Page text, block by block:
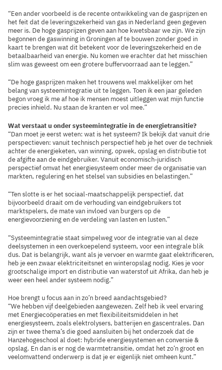
“Een ander voorbeeld is de recente ontwikkeling van de gasprijzen en
het feit dat de leveringszekerheid van gas in Nederland geen gegeven
meer is. De hoge gasprijzen geven aan hoe kwetsbaar we zijn. We zijn
begonnen de gaswinning in Groningen af te bouwen zonder goed in
kaart te brengen wat dit betekent voor de leveringszekerheid en de
betaalbaarheid van energie. Nu komen we erachter dat het misschien
slim was geweest om een grotere buffervoorraad aan te leggen.”
“De hoge gasprijzen maken het trouwens wel makkelijker om het
belang van systeemintegratie uit te leggen. Toen ik een jaar geleden
begon vroeg ik me af hoe ik mensen moest uitleggen wat mijn functie
precies inhield. Nu staan de kranten er vol mee.”
Wat verstaat u onder systeemintegratie in de energietransitie?
“Dan moet je eerst weten: wat is het systeem? Ik bekijk dat vanuit drie
perspectieven: vanuit technisch perspectief heb je het over de techniek
achter de energieketen, van winning, opwek, opslag en distributie tot
de afgifte aan de eindgebruiker. Vanuit economisch-juridisch
perspectief omvat het energiesysteem onder meer de organisatie van
markten, regulering en het stelsel van subsidies en belastingen.”
“Ten slotte is er het sociaal-maatschappelijk perspectief, dat
bijvoorbeeld draait om de verhouding van eindgebruikers tot
marktspelers, de mate van invloed van burgers op de
energievoorziening en de verdeling van lasten en lusten.”
“Systeemintegratie staat simpelweg voor de integratie van al deze
deelsystemen in een overkoepelend systeem, voor een integrale blik
dus. Dat is belangrijk, want als je vervoer en warmte gaat elektrificeren,
heb je een zwaar elektriciteitsnet en winteropslag nodig. Kies je voor
grootschalige import en distributie van waterstof uit Afrika, dan heb je
weer een heel ander systeem nodig.”
Hoe brengt u focus aan in zo’n breed aandachtsgebied?
“We hebben vijf deelgebieden aangewezen. Zelf heb ik veel ervaring
met Energiecoöperaties en met flexibiliteitsmiddelen in het
energiesysteem, zoals elektrolysers, batterijen en gascentrales. Dan
zijn er twee thema’s die goed aansluiten bij het onderzoek dat de
Hanzehogeschool al doet: hybride energiesystemen en conversie &
opslag. En dan is er nog de warmtetransitie, omdat het zo’n groot en
veelomvattend onderwerp is dat je er eigenlijk niet omheen kunt.”